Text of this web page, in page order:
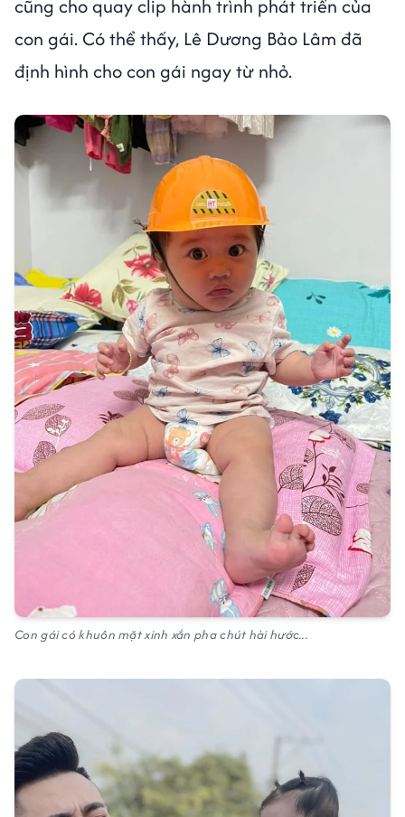
cũng cho quay clip hành trình phát triển của
con gái. Có thể thấy, Lê Dương Bảo Lâm đã
định hình cho con gái ngay từ nhỏ.
Con gái có khuôn mặt xinh xắn pha chút hài hước...